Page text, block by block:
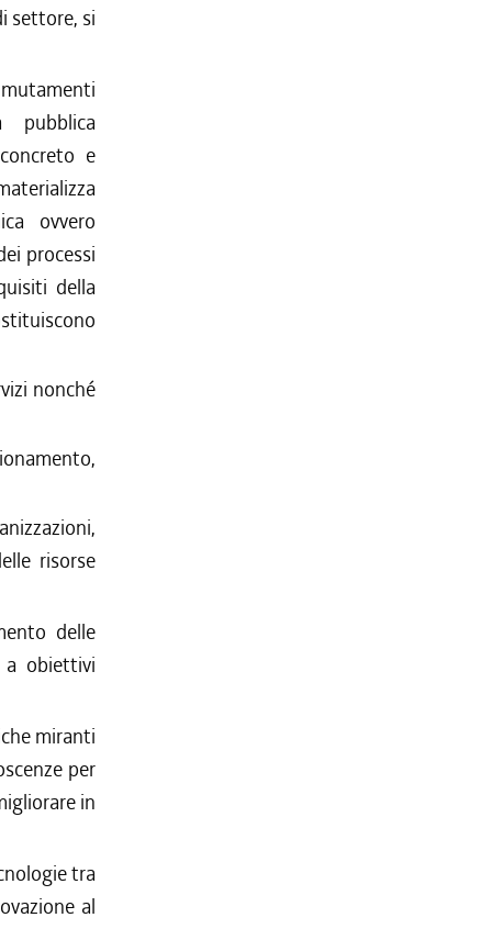
settore, si
e
ovvero
processi
della
nonché
risorse
delle
a obiettivi
miranti
per
in
tra
al